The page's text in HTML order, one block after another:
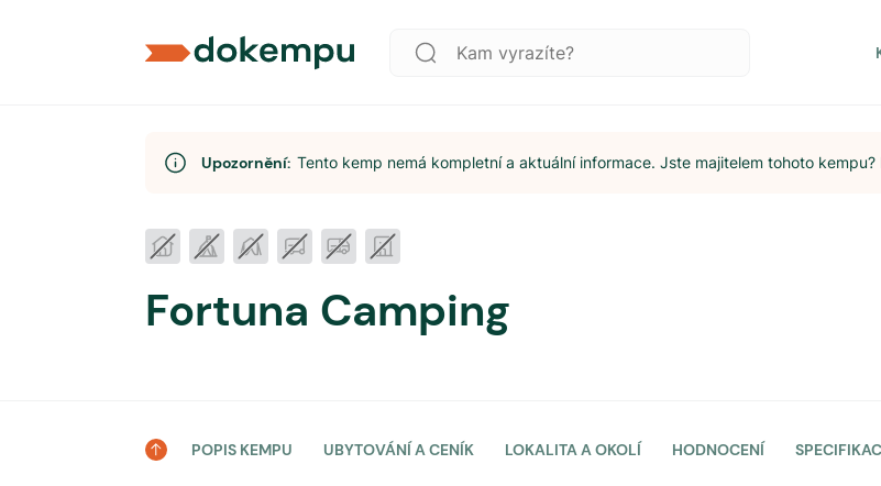
Upozornění: Tento kemp nemá kompletní a aktuální informace. Jste majitelem tohoto kempu?
Fortuna Camping
POPIS KEMPU UBYTOVÁNÍ A CENÍK LOKALITA A OKOLÍ HODNOCENÍ